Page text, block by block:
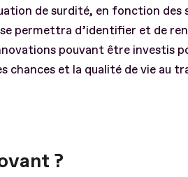
de surdité, en fonction des
permettra d’identifier et de
pouvant être investis
chances et la qualité de vie au
?